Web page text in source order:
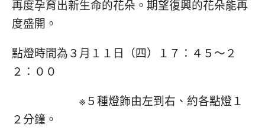
再度孕育出新生命的花朵。期望復興的花朵能再
度盛開。
點燈時間為３月１１日（四）１７：４５～２
２：００
※５種燈飾由左到右、約各點燈１
２分鐘。